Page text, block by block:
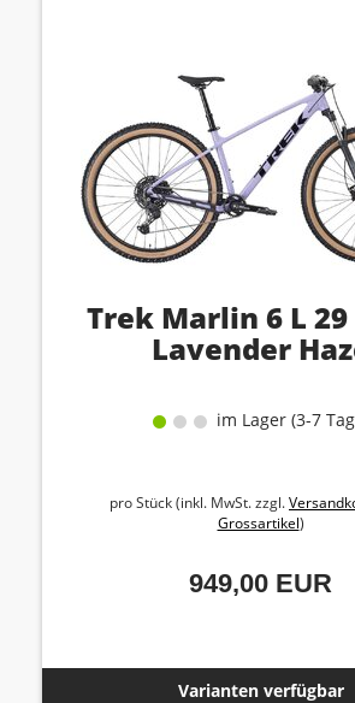
Trek Marlin 6 L 29
Lavender
im Lager (3-7
pro Stück (inkl. MwSt. zzgl.
Grossartikel)
949,00 EUR
Varianten verfügbar